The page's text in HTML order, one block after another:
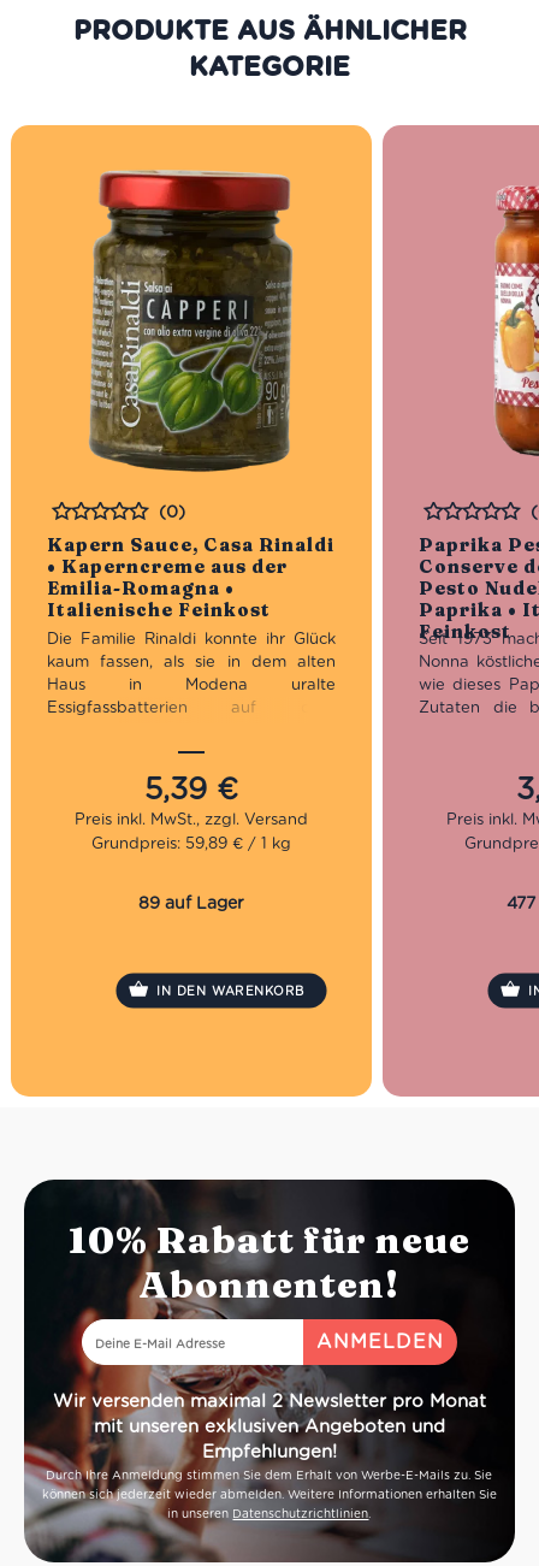
Handarbeit
PRODUKTE AUS DER GLEICHEN
KATEGORIE
Kapern Sauce, Casa Rinaldi
• Kaperncreme aus der
Emilia-Romagna •
Italienische Feinkost
Bewertet
(0)
Die Familie Rinaldi konnte ihr Glück
kaum fassen, als sie in dem alten
Haus in Modena uralte
Essigfassbatterien auf dem
die Geschichte der Casa Rinaldi erst
als typische Acetaia, wie es in
Modena üblich ist. Später entwickelte
sich daraus einer der wichtigsten
Feinkost Hersteller Italiens. Neben
hält das sehr große Sortiment alles
bereit, was sich das Feinkost-
5,39 €
Grundpreis: 59,89 € / 1 kg
89 auf Lager
IN DEN WARENKORB
Paprika
Conserve
Pesto
Paprika •
Feinkost
Bewertet
Seit 1973
Nonna
wie dieses
Zutaten die
nunmal der
sich hier
fühlt.
probieren
warum also
zaubern? Le
macht sich
10% Rabatt für neue
Abonnenten!
Wir versenden maximal 2 Newsletter pro Monat
mit unseren exklusiven Angeboten und
Empfehlungen!
Durch Ihre Anmeldung stimmen Sie dem Erhalt von Werbe-E-Mails zu. Sie
können sich jederzeit wieder abmelden. Weitere Informationen erhalten Sie
in unseren Datenschutzrichtlinien.